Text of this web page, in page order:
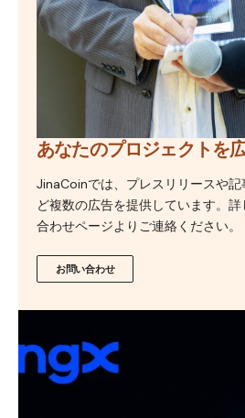
あなたのプロジェクトを
JinaCoinでは、プレスリリースや
ど複数の広告を提供しています。
合わせページよりご連絡ください。
お問い合わせ